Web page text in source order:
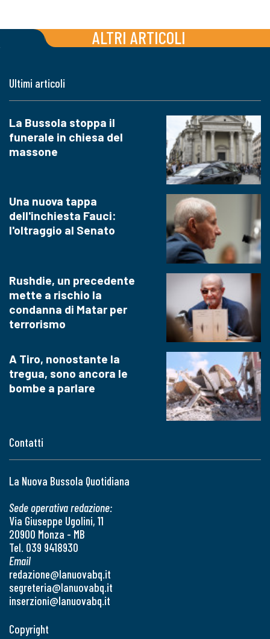
ALTRI ARTICOLI
Contatti
La Nuova Bussola Quotidiana
Sede operativa redazione:
Via Giuseppe Ugolini, 11
20900 Monza - MB
Tel. 039 9418930
Email
redazione@lanuovabq.it
segreteria@lanuovabq.it
inserzioni@lanuovabq.it
Ultimi articoli
La Bussola stoppa il
funerale in chiesa del
massone
Una nuova tappa
dell'inchiesta Fauci:
l'oltraggio al Senato
Rushdie, un precedente
mette a rischio la
condanna di Matar per
terrorismo
A Tiro, nonostante la
tregua, sono ancora le
bombe a parlare
Copyright